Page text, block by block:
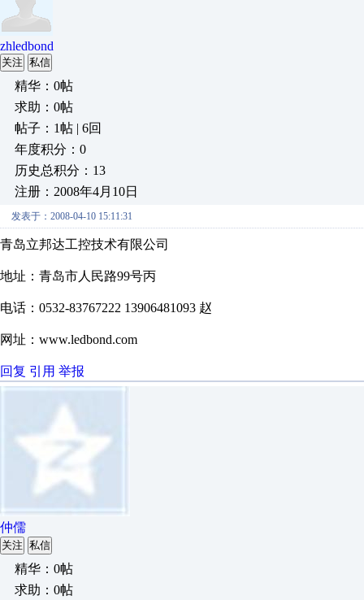
zhledbond
关注 私信
精华：0帖
求助：0帖
帖子：1帖 | 6回
年度积分：0
历史总积分：13
注册：2008年4月10日
发表于：2008-04-10 15:11:31
青岛立邦达工控技术有限公司
地址：青岛市人民路99号丙
电话：0532-83767222 13906481093 赵
网址：www.ledbond.com
回复 引用 举报
仲儒
关注 私信
精华：0帖
求助：0帖